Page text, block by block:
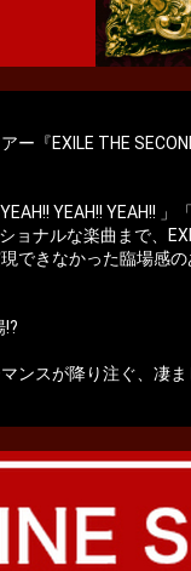
ー『EXILE THE
YEAH!! YEAH!!
ナルな楽曲まで、
できなかった臨場感
ンスが降り注ぐ、凄